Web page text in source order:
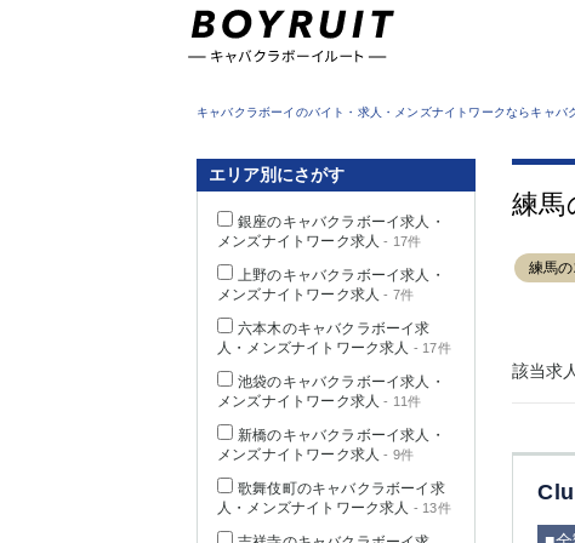
キャバクラボーイのバイト・求人・メンズナイトワークならキャバ
練馬
練馬の
該当求
エリア別にさがす
銀座のキャバクラボーイ求人・
メンズナイトワーク求人 - 17件
上野のキャバクラボーイ求人・
メンズナイトワーク求人 - 7件
六本木のキャバクラボーイ求
人・メンズナイトワーク求人 - 17件
池袋のキャバクラボーイ求人・
メンズナイトワーク求人 - 11件
新橋のキャバクラボーイ求人・
メンズナイトワーク求人 - 9件
歌舞伎町のキャバクラボーイ求
人・メンズナイトワーク求人 - 13件
東京都